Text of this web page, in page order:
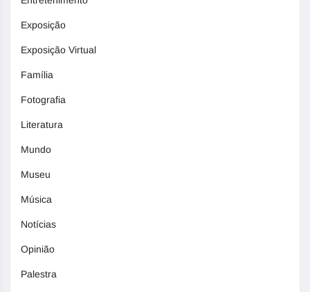
Exposição
Exposição Virtual
Família
Fotografia
Literatura
Mundo
Museu
Música
Notícias
Opinião
Palestra